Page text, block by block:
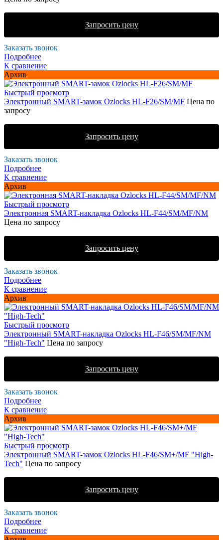
Запросить цену
Заказать звонок
Подробнее
К сравнение
Архив
Быстрый просмотр
Электронный SMART-замок Ozlocks HL-F26/SM/MF Цена по
запросу
Запросить цену
Заказать звонок
Подробнее
К сравнение
Архив
Быстрый просмотр
Электронная SMART-накладка Ozlocks HL-F44/SM/MF/NM
Цена по запросу
Запросить цену
Заказать звонок
Подробнее
К сравнение
Архив
Быстрый просмотр
Электронный SMART-накладка Ozlocks HL-F46/SM/MF/NM
"High-Tech" Цена по запросу
Запросить цену
Заказать звонок
Подробнее
К сравнение
Архив
Быстрый просмотр
Электронный SMART-замок Ozlocks HL-F46/SM+/MF "High-
Tech" Цена по запросу
Запросить цену
Заказать звонок
Подробнее
К сравнение